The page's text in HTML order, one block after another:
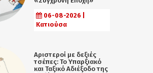
06-08-2026 |
Κατιούσα
Αριστεροί με δεξιές
τσέπες: Το Υπαρξιακό
και Ταξικό Αδιέξοδο της